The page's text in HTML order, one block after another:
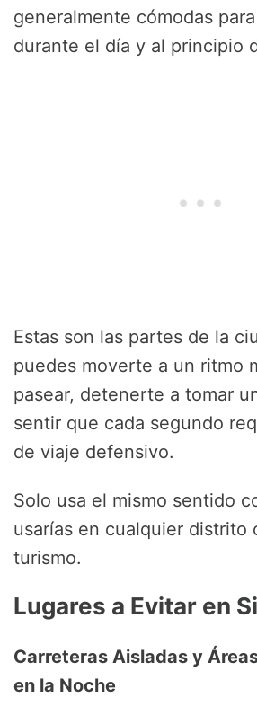
generalmente cómodas
durante el día y al principio
Estas son las partes de la
puedes moverte a un ritmo
pasear, detenerte a tomar
sentir que cada segundo
de viaje defensivo.
Solo usa el mismo sentido
usarías en cualquier distrito
turismo.
Lugares a Evitar en
Carreteras Aisladas y
en la Noche